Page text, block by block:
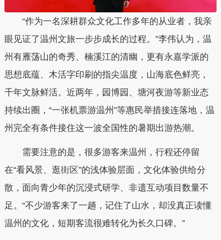
“作为一名深耕群众文化工作多年的从业者，我亲
眼见证了温州文旅一步步成长的过程。”李伟认为，温
州有雁荡山的奇秀、楠溪江的清幽，更有永嘉学派的
思想底蕴、木活字印刷的指尖温度，山海底色鲜亮，
千年文脉鲜活。近两年，园博园、塘河夜游等新业态
持续出圈，“一张机票游温州”等惠民举措接连落地，温
州完全有条件接住这一波全国性的暑期出游热潮。
需要注意的是，很多游客来温州，行程还停留
在“看风景、逛街区”的浅体验层面，文化体验供给分
散，面向青少年的沉浸式研学、非遗互动项目数量不
足。“不少游客来了一趟，记住了山水，却没真正读懂
温州的文化，短期客流很难转化为长久口碑。”